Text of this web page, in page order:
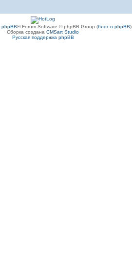
phpBB® Forum Software © phpBB Group (блог о phpBB)
Сборка создана CMSart Studio
Русская поддержка phpBB